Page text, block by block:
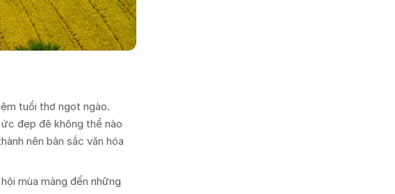
tuổi thơ ngọt ngào.
đẹp đẽ không thể nào
nên bản sắc văn hóa
mùa màng đến những